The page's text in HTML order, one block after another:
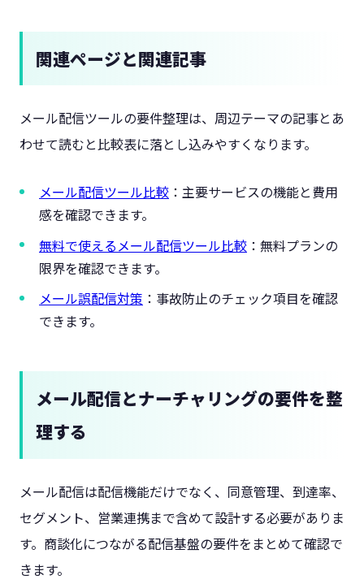
関連ページと関連記事
メール配信ツールの要件整理は、周辺テーマの記事とあ
わせて読むと比較表に落とし込みやすくなります。
メール配信ツール比較 ：主要サービスの機能と費用
感を確認できます。
無料で使えるメール配信ツール比較 ：無料プランの
限界を確認できます。
メール誤配信対策 ：事故防止のチェック項目を確認
できます。
メール配信とナーチャリングの要件を整
理する
メール配信は配信機能だけでなく、同意管理、到達率、
セグメント、営業連携まで含めて設計する必要がありま
す。商談化につながる配信基盤の要件をまとめて確認で
きます。